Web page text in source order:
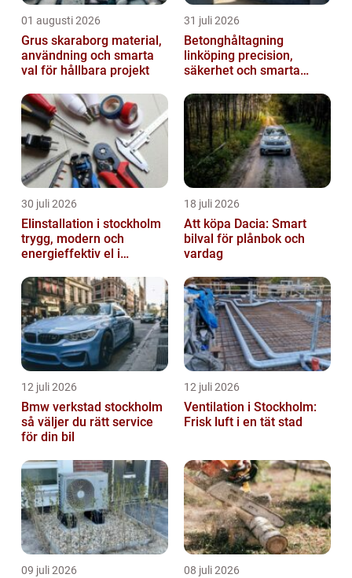
01 augusti 2026
Grus skaraborg material,
användning och smarta
val för hållbara projekt
31 juli 2026
Betonghåltagning
linköping precision,
säkerhet och smarta
30 juli 2026
Elinstallation i stockholm
trygg, modern och
energieffektiv el i
18 juli 2026
Att köpa Dacia: Smart
bilval för plånbok och
vardag
12 juli 2026
Bmw verkstad stockholm
så väljer du rätt service
för din bil
12 juli 2026
Ventilation i Stockholm:
Frisk luft i en tät stad
09 juli 2026 08 juli 2026